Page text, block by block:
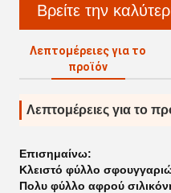
Βρείτε την
Λεπτομέρειες για το
προϊόν
Λεπτομέρειες για το
Επισημαίνω:
Κλειστό φύλλο
Πολυ φύλλο αφρού